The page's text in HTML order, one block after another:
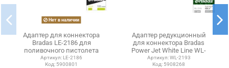
Нет в наличии
Адаптер для коннектора
Bradas LE-2186 для
поливочного пистолета
Артикул: LE-2186
Код: 5900801
Адаптер редукционный
для коннектора Bradas
Power Jet White Line WL-
2193 ВР 1 х 3/4 дюйма
Артикул: WL-2193
Код: 5908268